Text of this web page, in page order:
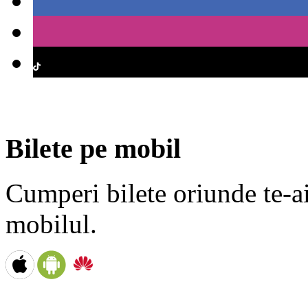
Bilete pe mobil
Cumperi bilete oriunde te-
mobilul.